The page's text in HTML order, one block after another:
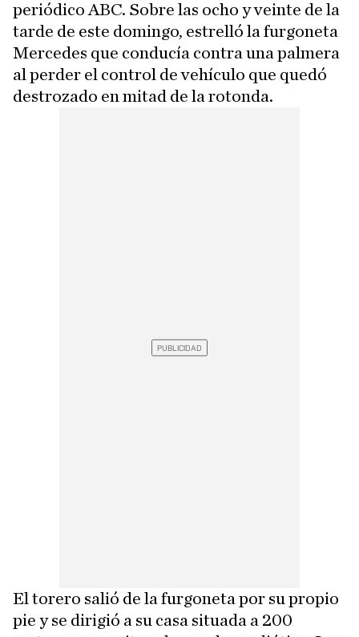
periódico ABC. Sobre las ocho y veinte de la
tarde de este domingo, estrelló la furgoneta
Mercedes que conducía contra una palmera
al perder el control de vehículo que quedó
destrozado en mitad de la rotonda.
El torero salió de la furgoneta por su propio
pie y se dirigió a su casa situada a 200